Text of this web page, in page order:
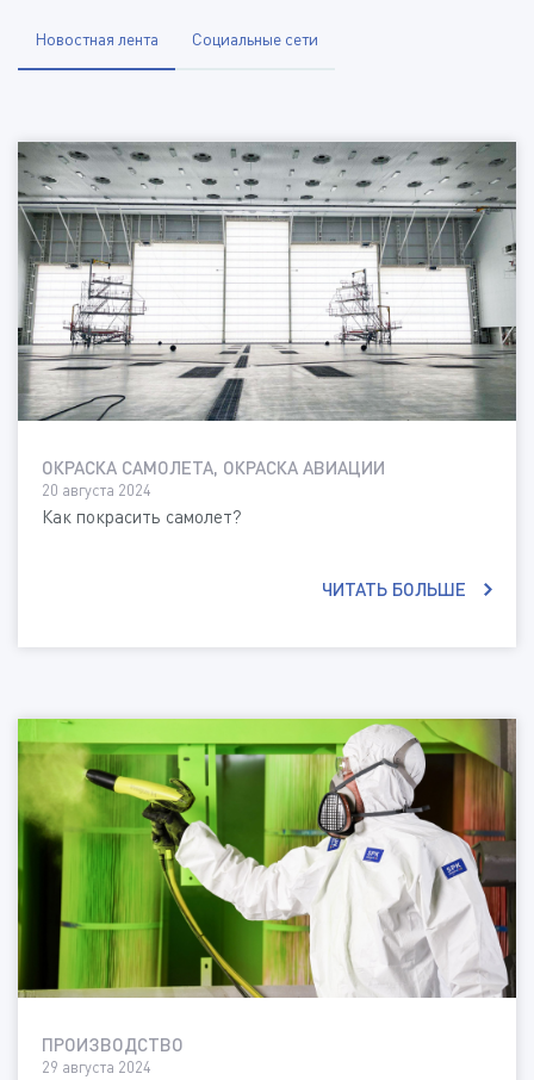
Новостная лента Социальные сети
ОКРАСКА САМОЛЕТА, ОКРАСКА АВИАЦИИ
20 августа 2024
Как покрасить самолет?
ЧИТАТЬ БОЛЬШЕ
ПРОИЗВОДСТВО
29 августа 2024